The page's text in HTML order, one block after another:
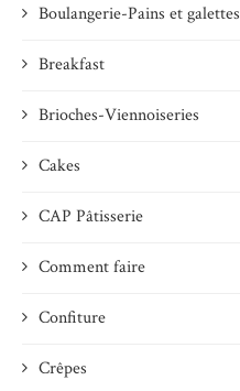
Boulangerie-Pains et galettes
Breakfast
Brioches-Viennoiseries
Cakes
CAP Pâtisserie
Comment faire
Confiture
Crêpes